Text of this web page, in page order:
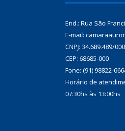
End.: Rua São
E-mail:
CNPJ: 34.689.489/
CEP: 68685-000
Fone: (91) 98822-
Horário de
07:30hs às 13:00hs